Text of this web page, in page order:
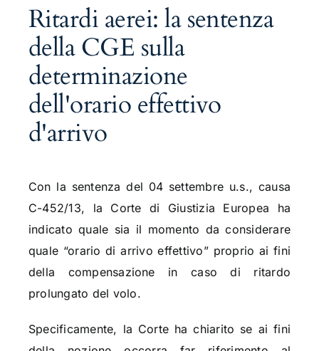
Ritardi aerei: la sentenza
della CGE sulla
determinazione
dell'orario effettivo
d'arrivo
Con la sentenza del 04 settembre u.s., causa
C-452/13, la Corte di Giustizia Europea ha
indicato quale sia il momento da considerare
quale “orario di arrivo effettivo” proprio ai fini
della compensazione in caso di ritardo
prolungato del volo.
Specificamente, la Corte ha chiarito se ai fini